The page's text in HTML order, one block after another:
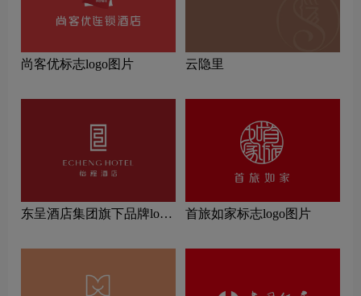
尚客优标志logo图片 云隐里
东呈酒店集团旗下品牌logo
首旅如家标志logo图片